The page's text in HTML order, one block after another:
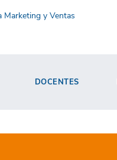
Marketing y Ventas
DOCENTES